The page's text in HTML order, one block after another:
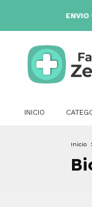
ENVIO GRATIS A
INICIO
Inicio